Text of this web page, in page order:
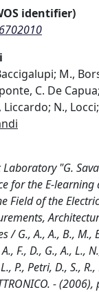
identifier)
M.,
C. De
N.,
"G.
for the E-learning
Field of the
/ G., A., A., B., M.,
F., D., G., A., L.,
P., Petri, D., S., R.,
-